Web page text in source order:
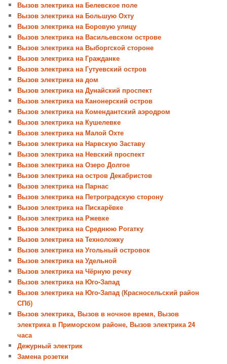
Вызов электрика на Белевское поле
Вызов электрика на Большую Охту
Вызов электрика на Боровую улицу
Вызов электрика на Васильевском острове
Вызов электрика на Выборгской стороне
Вызов электрика на Гражданке
Вызов электрика на Гутуевский остров
Вызов электрика на дом
Вызов электрика на Дунайский проспект
Вызов электрика на Канонерский остров
Вызов электрика на Комендантский аэродром
Вызов электрика на Кушелевке
Вызов электрика на Малой Охте
Вызов электрика на Нарвскую Заставу
Вызов электрика на Невский проспект
Вызов электрика на Озеро Долгое
Вызов электрика на остров Декабристов
Вызов электрика на Парнас
Вызов электрика на Петроградскую сторону
Вызов электрика на Пискарёвке
Вызов электрика на Ржевке
Вызов электрика на Среднюю Рогатку
Вызов электрика на Техноложку
Вызов электрика на Угольный островок
Вызов электрика на Удельной
Вызов электрика на Чёрную речку
Вызов электрика на Юго-Запад
Вызов электрика на Юго-Запад (Красносельский район
СПб)
Вызов электрика, Вызов в ночное время, Вызов
электрика в Приморском районе, Вызов электрика 24
часа
Дежурный электрик
Замена розетки